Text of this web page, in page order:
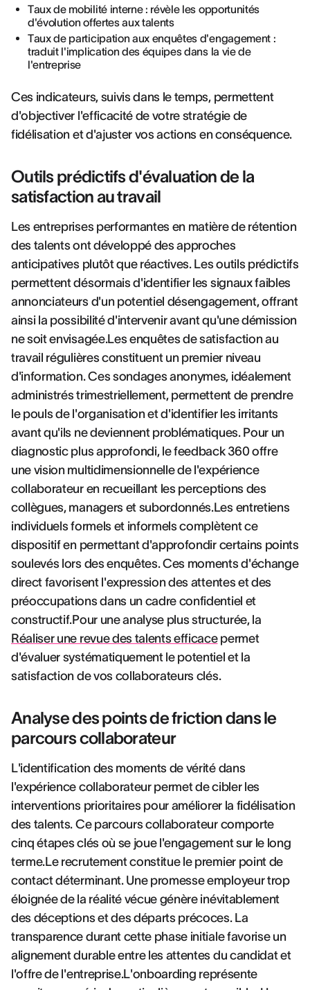
Taux de mobilité interne : révèle les opportunités
d'évolution offertes aux talents
Taux de participation aux enquêtes d'engagement :
traduit l'implication des équipes dans la vie de
l'entreprise
Ces indicateurs, suivis dans le temps, permettent
d'objectiver l'efficacité de votre stratégie de
fidélisation et d'ajuster vos actions en conséquence.
Outils prédictifs d'évaluation de la
satisfaction au travail
Les entreprises performantes en matière de rétention
des talents ont développé des approches
anticipatives plutôt que réactives. Les outils prédictifs
permettent désormais d'identifier les signaux faibles
annonciateurs d'un potentiel désengagement, offrant
ainsi la possibilité d'intervenir avant qu'une démission
ne soit envisagée.Les enquêtes de satisfaction au
travail régulières constituent un premier niveau
d'information. Ces sondages anonymes, idéalement
administrés trimestriellement, permettent de prendre
le pouls de l'organisation et d'identifier les irritants
avant qu'ils ne deviennent problématiques. Pour un
diagnostic plus approfondi, le feedback 360 offre
une vision multidimensionnelle de l'expérience
collaborateur en recueillant les perceptions des
collègues, managers et subordonnés.Les entretiens
individuels formels et informels complètent ce
dispositif en permettant d'approfondir certains points
soulevés lors des enquêtes. Ces moments d'échange
direct favorisent l'expression des attentes et des
préoccupations dans un cadre confidentiel et
constructif.Pour une analyse plus structurée, la
Réaliser une revue des talents efficacepermet
d'évaluer systématiquement le potentiel et la
satisfaction de vos collaborateurs clés.
Analyse des points de friction dans le
parcours collaborateur
L'identification des moments de vérité dans
l'expérience collaborateur permet de cibler les
interventions prioritaires pour améliorer la fidélisation
des talents. Ce parcours collaborateur comporte
cinq étapes clés où se joue l'engagement sur le long
terme.Le recrutement constitue le premier point de
contact déterminant. Une promesse employeur trop
éloignée de la réalité vécue génère inévitablement
des déceptions et des départs précoces. La
transparence durant cette phase initiale favorise un
alignement durable entre les attentes du candidat et
l'offre de l'entreprise.L'onboarding représente